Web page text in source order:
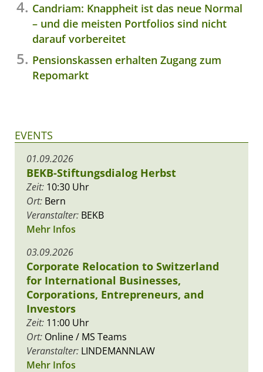
Candriam: Knappheit ist das neue Normal
– und die meisten Portfolios sind nicht
darauf vorbereitet
Pensionskassen erhalten Zugang zum
Repomarkt
EVENTS
01.09.2026
BEKB-Stiftungsdialog Herbst
Zeit: 10:30 Uhr
Ort: Bern
Veranstalter: BEKB
Mehr Infos
03.09.2026
Corporate Relocation to Switzerland
for International Businesses,
Corporations, Entrepreneurs, and
Investors
Zeit: 11:00 Uhr
Ort: Online / MS Teams
Veranstalter: LINDEMANNLAW
Mehr Infos